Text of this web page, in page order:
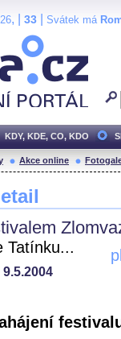
, | 33 Svátek má
KDY, KDE, CO, KDO
Akce online